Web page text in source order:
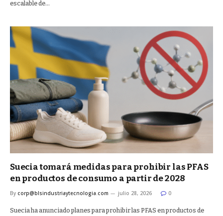
escalable de…
Suecia tomará medidas para prohibir las PFAS
en productos de consumo a partir de 2028
By corp@blsindustriaytecnologia.com julio 28, 2026 0
Suecia ha anunciado planes para prohibir las PFAS en productos de